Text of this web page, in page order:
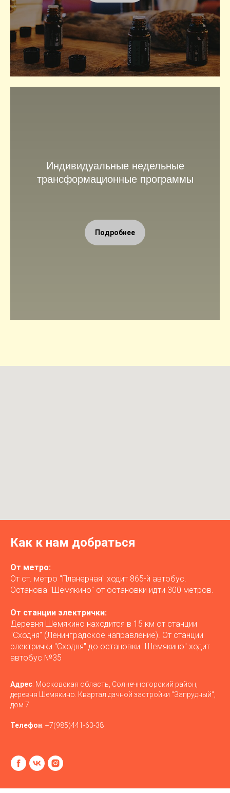
Индивидуальные недельные
трансформационные программы
Подробнее
Как к нам добраться
От метро:
От ст. метро "Планерная" ходит 865-й автобус.
Останова "Шемякино" от остановки идти 300 метров.
От станции электрички:
Деревня Шемякино находится в 15 км от станции
"Сходня" (Ленинградское направление). От станции
электрички "Сходня" до остановки "Шемякино" ходит
автобус №35
Адрес: Московская область, Солнечногорский район,
деревня Шемякино. Квартал дачной застройки "Запрудный",
дом 7
Телефон: +7(985)441-63-38